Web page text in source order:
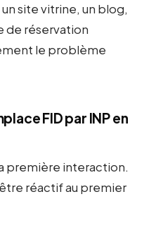
un site vitrine, un blog,
de réservation
le problème
FID par INP en
première interaction.
réactif au premier